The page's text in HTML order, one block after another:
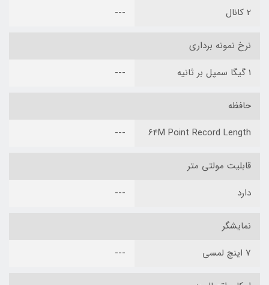
2 کانال
---
نرخ نمونه برداری
1 گیگا سمپل بر ثانیه
---
حافظه
64M Point Record Length
---
قابلیت مولتی متر
دارد
---
نمایشگر
7 اینچ لمسی
---